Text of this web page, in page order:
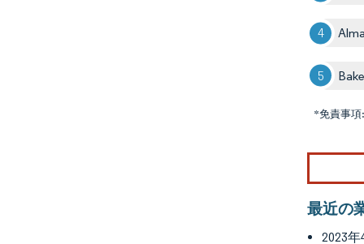
*免責事項
最近の
2023